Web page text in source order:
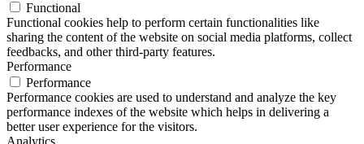
Functional
Functional cookies help to perform certain functionalities like
sharing the content of the website on social media platforms, collect
feedbacks, and other third-party features.
Performance
Performance
Performance cookies are used to understand and analyze the key
performance indexes of the website which helps in delivering a
better user experience for the visitors.